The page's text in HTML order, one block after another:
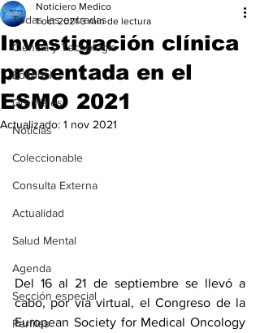
Todas las entradas
Ciencia y Tecnología
Editorial
Gremiales
Noticias
Coleccionable
Consulta Externa
Actualidad
Salud Mental
Agenda
Sección especial
Perfiles
Investigación clínica
presentada en el
ESMO 2021
Noticiero Medico
1 oct 2021 3 min de lectura
Actualizado: 1 nov 2021
Del 16 al 21 de septiembre se llevó a
European Society for Medical Oncology